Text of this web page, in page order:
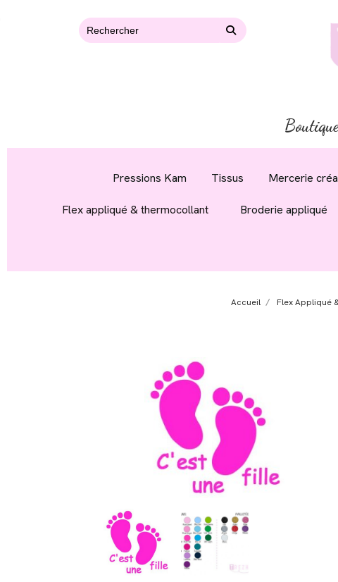
Pressions Kam Tissus Mercerie
Flex appliqué & thermocollant Broderie appliqué
Accueil Flex Appliqué